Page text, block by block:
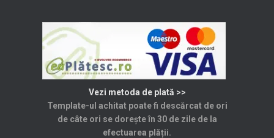
Vezi metoda de plată >>
Template-ul achitat poate fi descărcat de ori
de câte ori se dorește în 30 de zile de la
efectuarea plății.